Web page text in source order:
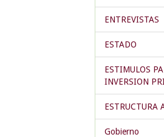
ENTREVISTAS
ESTADO
ESTIMULOS
INVERSION
ESTRUCTURA
Gobierno